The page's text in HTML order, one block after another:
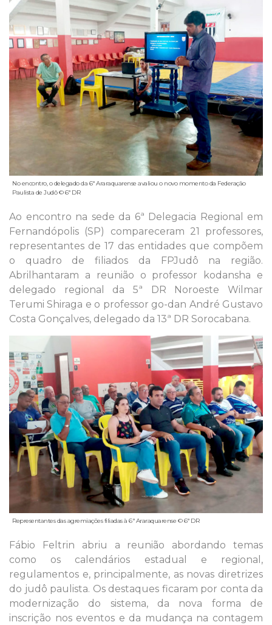
No encontro, o delegado da 6ª Araraquarense avaliou o novo momento da Federação
Paulista de Judô © 6ª DR
Ao encontro na sede da 6ª Delegacia Regional em
Fernandópolis (SP) compareceram 21 professores,
representantes de 17 das entidades que compõem
o quadro de filiados da FPJudô na região.
Abrilhantaram a reunião o professor kodansha e
delegado regional da 5ª DR Noroeste Wilmar
Terumi Shiraga e o professor go-dan André Gustavo
Costa Gonçalves, delegado da 13ª DR Sorocabana.
Representantes das agremiações filiadas à 6ª Araraquarense © 6ª DR
Fábio Feltrin abriu a reunião abordando temas
como os calendários estadual e regional,
regulamentos e, principalmente, as novas diretrizes
do judô paulista. Os destaques ficaram por conta da
modernização do sistema, da nova forma de
inscrição nos eventos e da mudança na contagem